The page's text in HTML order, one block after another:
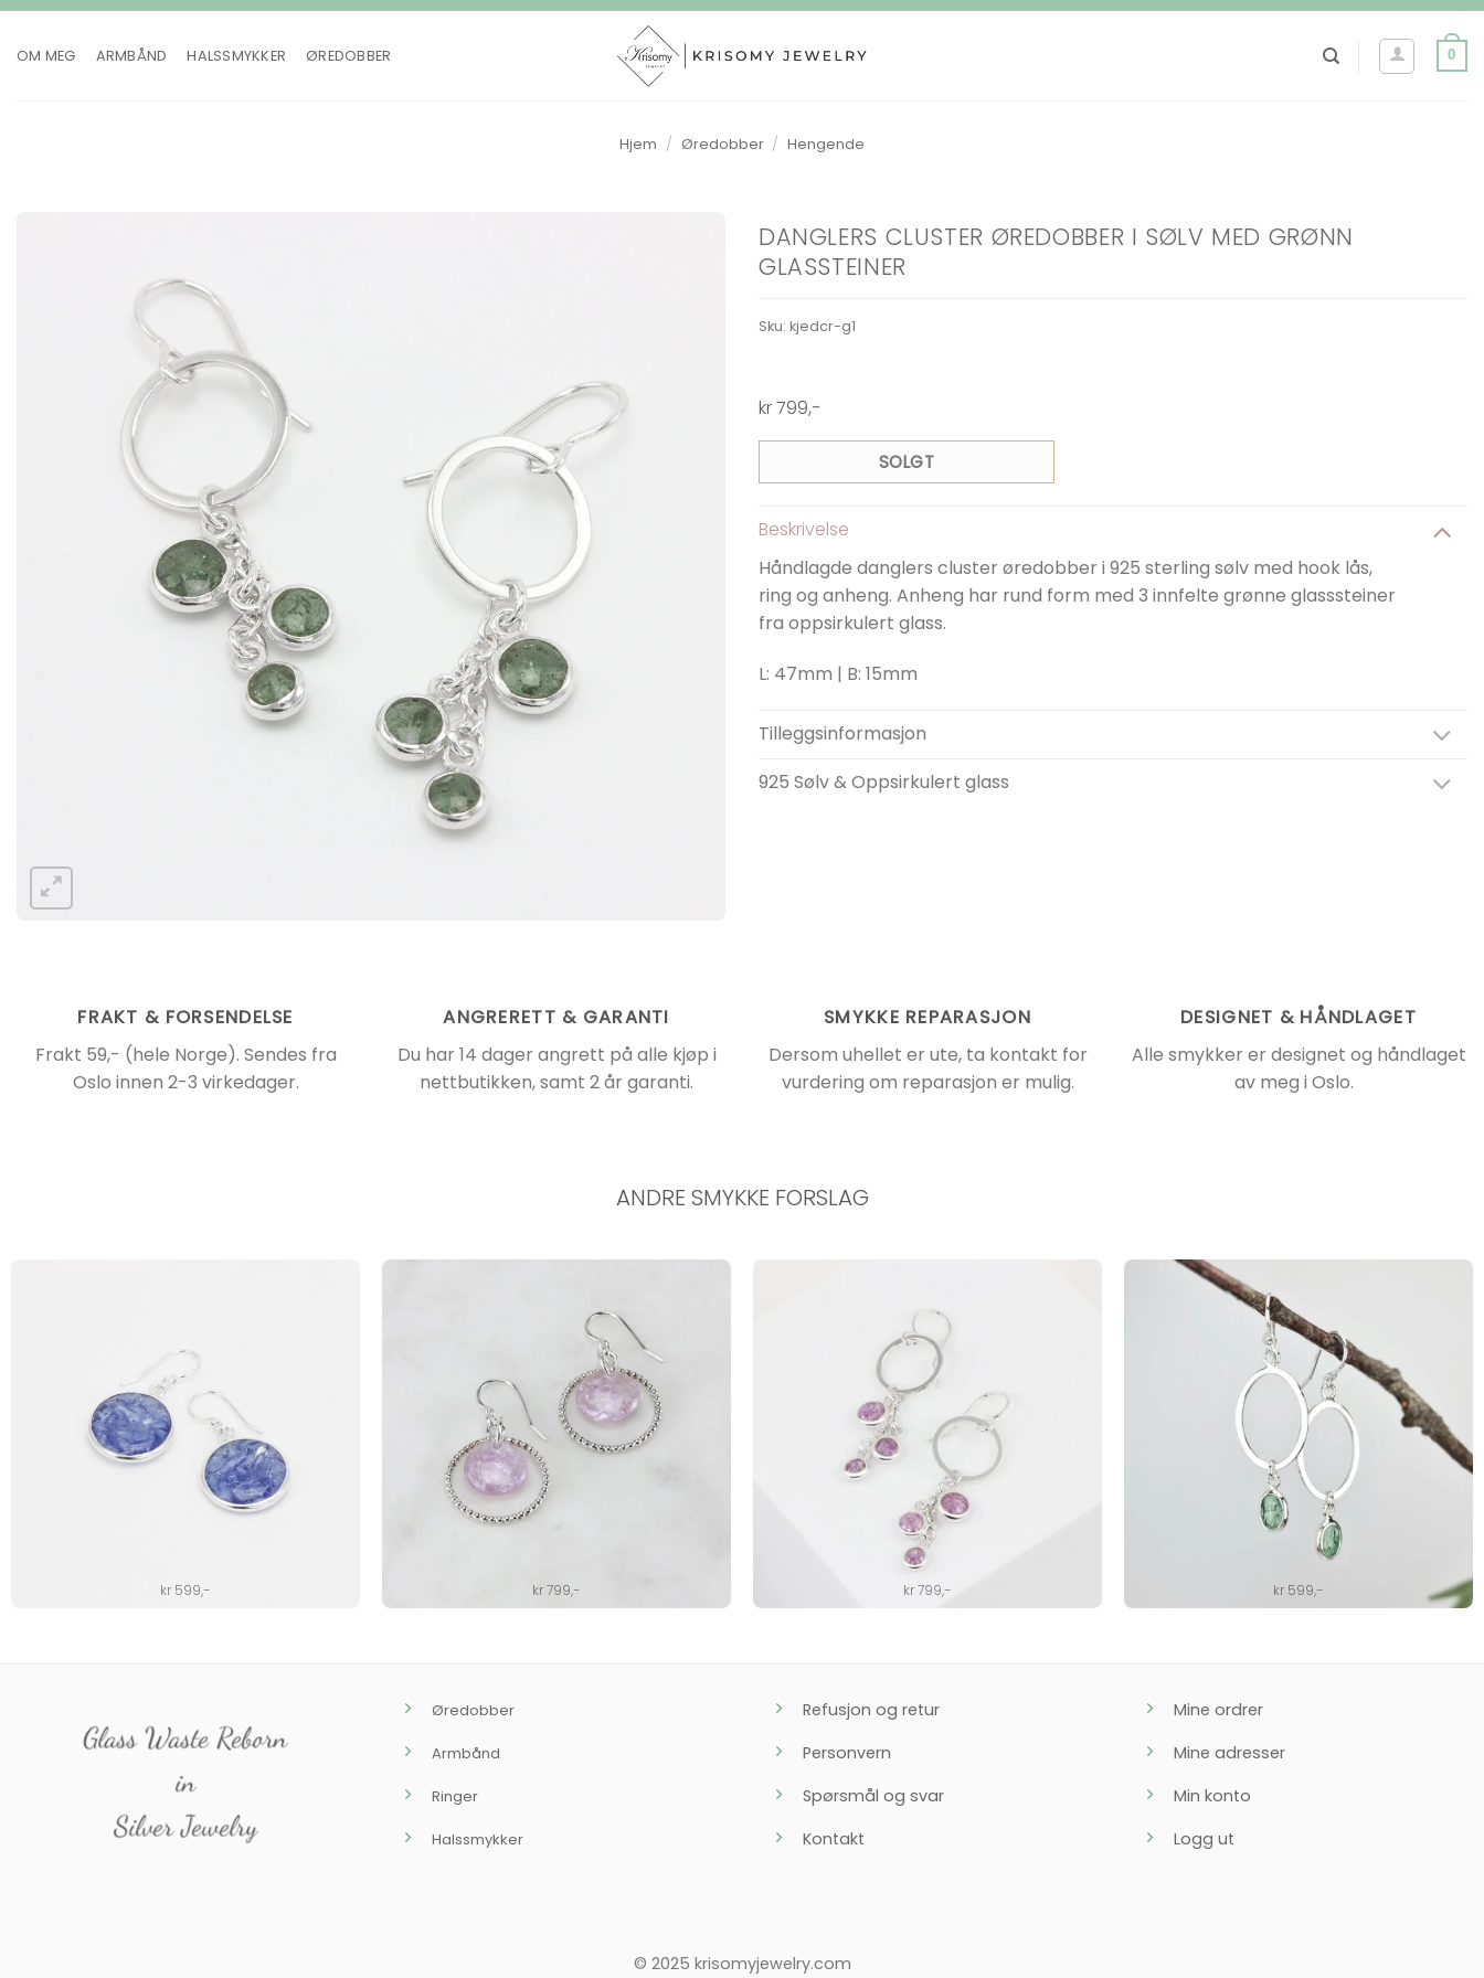
Skip
content
OM MEG ARMBÅND HALSSMYKKER ØREDOBBER 0
Hjem / Øredobber / Hengende
DANGLERS CLUSTER ØREDOBBER I SØLV MED GRØNN
GLASSTEINER
Sku: kjedcr-g1
kr799,-
SOLGT
Beskrivelse
Håndlagde danglers cluster øredobber i 925 sterling sølv med hook lås,
ring og anheng. Anheng har rund form med 3 innfelte grønne glasssteiner
fra oppsirkulert glass.
L: 47mm | B: 15mm
Tilleggsinformasjon
925 Sølv & Oppsirkulert glass
FRAKT & FORSENDELSE
Frakt 59,- (hele Norge). Sendes fra
Oslo innen 2-3 virkedager.
ANGRERETT & GARANTI
Du har 14 dager angrett på alle kjøp i
nettbutikken, samt 2 år garanti.
SMYKKE REPARASJON
Dersom uhellet er ute, ta kontakt for
vurdering om reparasjon er mulig.
DESIGNET & HÅNDLAGET
Alle smykker er designet og håndlaget
av meg i Oslo.
ANDRE SMYKKE FORSLAG
kr 599,- kr799,- kr799,- kr 599,-
Glass Waste Reborn
in
Silver Jewelry
Øredobber
Armbånd
Ringer
Halssmykker
Refusjon og retur
Personvern
Spørsmål og svar
Kontakt
Mine ordrer
Mine adresser
Min konto
Logg ut
© 2025 krisomyjewelry.com